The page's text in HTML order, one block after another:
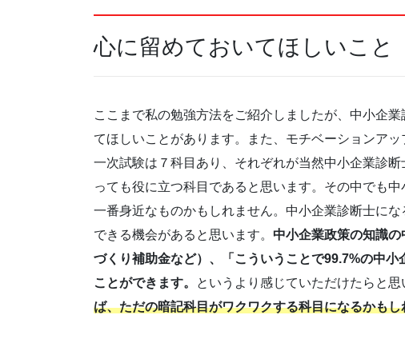
心に留めておいてほしいこと
ここまで私の勉強方法をご紹介しましたが、中小企
てほしいことがあります。また、モチベーションアッ
一次試験は７科目あり、それぞれが当然中小企業診
っても役に立つ科目であると思います。その中でも
一番身近なものかもしれません。中小企業診断士に
できる機会があると思います。 中小企業政策の知識
づくり補助金など）、「こういうことで99.7%の中
ことができます。
というより感じていただけたらと
ば、ただの暗記科目がワクワクする科目になるかもし